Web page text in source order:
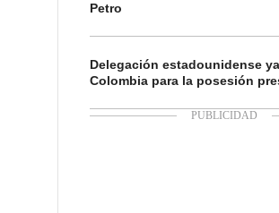
Petro
Delegación estadounidense
Colombia para la posesión